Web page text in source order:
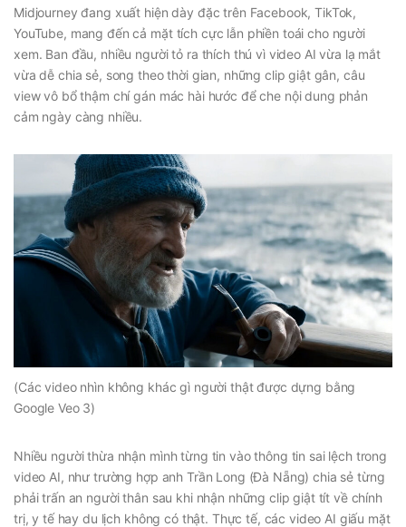
Midjourney đang xuất hiện dày đặc trên Facebook, TikTok,
YouTube, mang đến cả mặt tích cực lẫn phiền toái cho người
xem. Ban đầu, nhiều người tỏ ra thích thú vì video AI vừa lạ mắt
vừa dễ chia sẻ, song theo thời gian, những clip giật gân, câu
view vô bổ thậm chí gán mác hài hước để che nội dung phản
cảm ngày càng nhiều.
(Các video nhìn không khác gì người thật được dựng bằng
Google Veo 3)
Nhiều người thừa nhận mình từng tin vào thông tin sai lệch trong
video AI, như trường hợp anh Trần Long (Đà Nẵng) chia sẻ từng
phải trấn an người thân sau khi nhận những clip giật tít về chính
trị, y tế hay du lịch không có thật. Thực tế, các video AI giấu mặt